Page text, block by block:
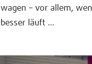
wagen – vor allem,
besser läuft …